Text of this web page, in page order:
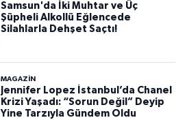
Samsun'da İki Muhtar ve Üç
Şüpheli Alkollü Eğlencede
Silahlarla Dehşet Saçtı!
MAGAZİN
Jennifer Lopez İstanbul’da Chanel
Krizi Yaşadı: “Sorun Değil” Deyip
Yine Tarzıyla Gündem Oldu